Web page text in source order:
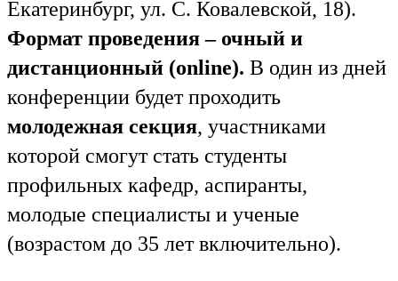
Екатеринбург, ул. С. Ковалевской, 18).
Формат проведения – очный и
дистанционный (online). В один из дней
конференции будет проходить
молодежная секция, участниками
которой смогут стать студенты
профильных кафедр, аспиранты,
молодые специалисты и ученые
(возрастом до 35 лет включительно).